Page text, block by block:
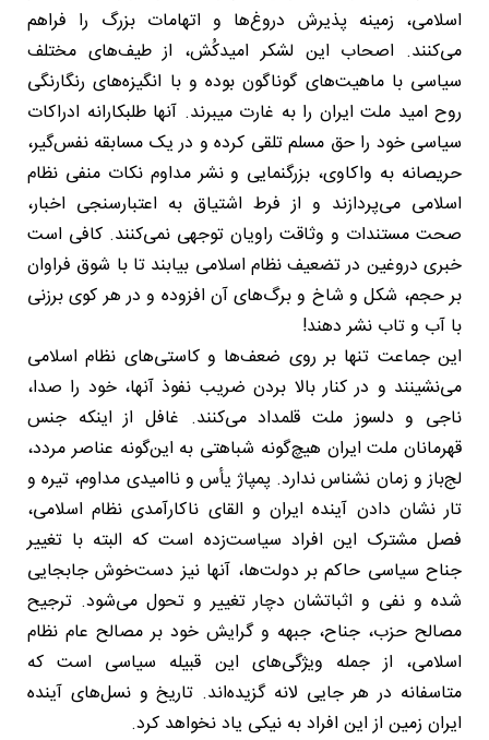
اسلامی، زمینه پذیرش دروغ‌ها و اتهامات بزرگ را فراهم
می‌کنند. اصحاب این لشکر امیدکُش، از طیف‌های مختلف
سیاسی با ماهیت‌های گوناگون بوده و با انگیزه‌های رنگارنگی
روح امید ملت ایران را به غارت میبرند. آنها طلبکارانه ادراکات
سیاسی خود را حق مسلم تلقی کرده و در یک مسابقه نفس‌گیر،
حریصانه به واکاوی، بزرگنمایی و نشر مداوم نکات منفی نظام
اسلامی می‌پردازند و از فرط اشتیاق به اعتبارسنجی اخبار،
صحت مستندات و وثاقت راویان توجهی نمی‌کنند. کافی است
خبری دروغین در تضعیف نظام اسلامی بیابند تا با شوق فراوان
بر حجم، شکل و شاخ و برگ‌های آن افزوده و در هر کوی برزنی
با آب و تاب نشر دهند!
این جماعت تنها بر روی ضعف‌ها و کاستی‌های نظام اسلامی
می‌نشینند و در کنار بالا بردن ضریب نفوذ آنها، خود را صدا،
ناجی و دلسوز ملت قلمداد می‌کنند. غافل از اینکه جنس
قهرمانان ملت ایران هیچ‌گونه شباهتی به این‌گونه عناصر مردد،
لج‌باز و زمان نشناس ندارد. پمپاژ یأس و ناامیدی مداوم، تیره و
تار نشان دادن آینده ایران و القای ناکارآمدی نظام اسلامی،
فصل مشترک این افراد سیاست‌زده است که البته با تغییر
جناح سیاسی حاکم بر دولت‌ها، آنها نیز دست‌خوش جابجایی
شده و نفی و اثباتشان دچار تغییر و تحول می‌شود. ترجیح
مصالح حزب، جناح، جبهه و گرایش خود بر مصالح عام نظام
اسلامی، از جمله ویژگی‌های این قبیله سیاسی است که
متاسفانه در هر جایی لانه گزیده‌اند. تاریخ و نسل‌های آینده
ایران زمین از این افراد به نیکی یاد نخواهد کرد.